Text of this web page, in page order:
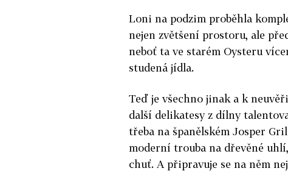
Loni na podzim proběhla
nejen zvětšení prostoru, ale
neboť ta ve starém Oysteru
studená jídla.
Teď je všechno jinak a k
další delikatesy z dílny
třeba na španělském Josper
moderní trouba na dřevěné
chuť. A připravuje se na něm